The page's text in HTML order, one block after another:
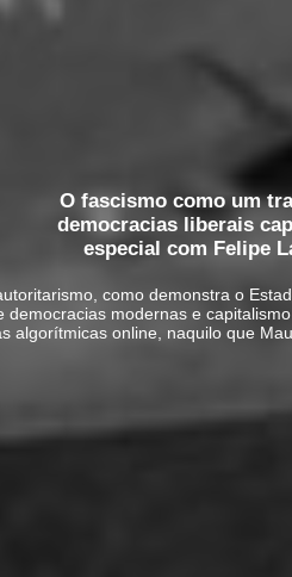
O fascismo como um
democracias liberais
especial com Felipe
como demonstra o
democracias modernas e
algorítmicas online, naquilo que